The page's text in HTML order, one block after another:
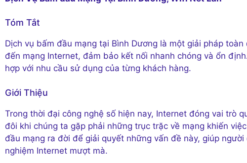
Tóm Tắt
Dịch vụ bấm đầu mạng tại Bình Dương là một giải pháp
đến mạng Internet, đảm bảo kết nối nhanh chóng và ổn
hợp với nhu cầu sử dụng của từng khách hàng.
Giới Thiệu
Trong thời đại công nghệ số hiện nay, Internet đóng vai trò
đôi khi chúng ta gặp phải những trục trặc về mạng khiến
đầu mạng ra đời để giải quyết những vấn đề này, giúp
nghiệm Internet mượt mà.